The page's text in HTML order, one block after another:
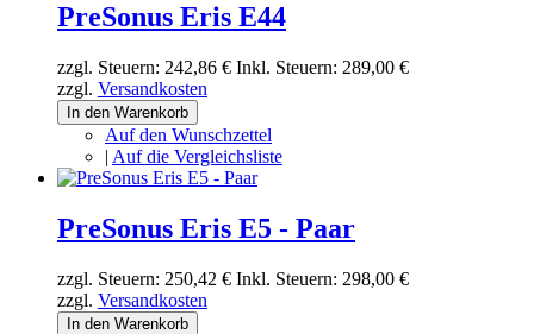
PreSonus Eris E44
zzgl. Steuern: 242,86 € Inkl. Steuern: 289,00 €
zzgl. Versandkosten
In den Warenkorb
Auf den Wunschzettel
| Auf die Vergleichsliste
PreSonus Eris E5 - Paar
zzgl. Steuern: 250,42 € Inkl. Steuern: 298,00 €
zzgl. Versandkosten
In den Warenkorb